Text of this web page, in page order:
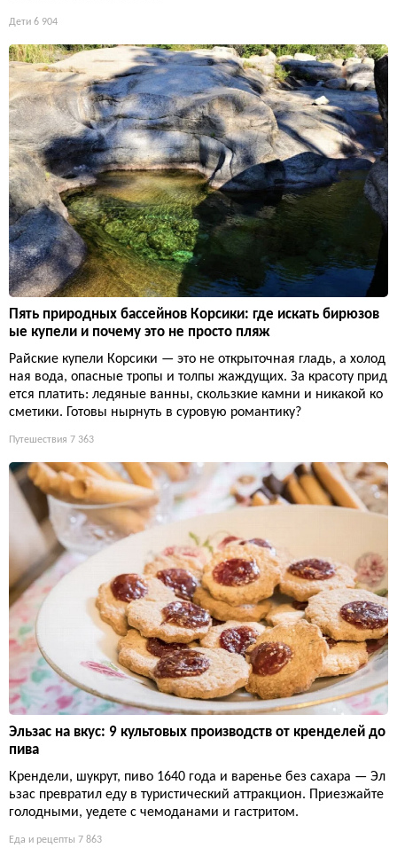
Дети 6 904
Пять природных бассейнов Корсики: где искать бирюзов
ые купели и почему это не просто пляж
Райские купели Корсики — это не открыточная гладь, а холод
ная вода, опасные тропы и толпы жаждущих. За красоту прид
ется платить: ледяные ванны, скользкие камни и никакой ко
сметики. Готовы нырнуть в суровую романтику?
Путешествия 7 363
Эльзас на вкус: 9 культовых производств от кренделей до
пива
Крендели, шукрут, пиво 1640 года и варенье без сахара — Эл
ьзас превратил еду в туристический аттракцион. Приезжайте
голодными, уедете с чемоданами и гастритом.
Еда и рецепты 7 863